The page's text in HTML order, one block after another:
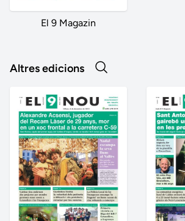
El 9 Magazin
Altres edicions